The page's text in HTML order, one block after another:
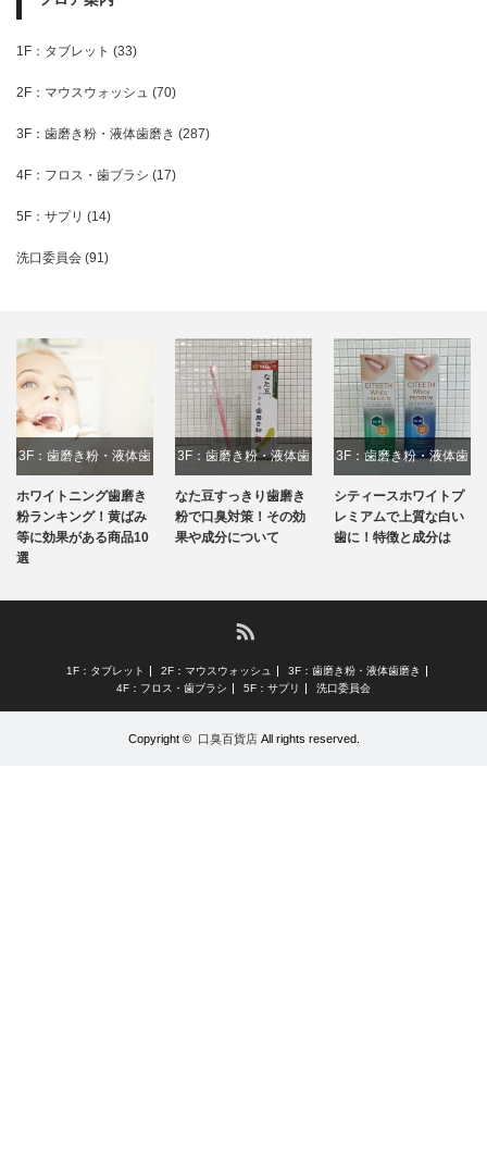
1F：タブレット (33)
2F：マウスウォッシュ (70)
3F：歯磨き粉・液体歯磨き (287)
4F：フロス・歯ブラシ (17)
5F：サプリ (14)
洗口委員会 (91)
3F：歯磨き粉・液体歯
磨き
ホワイトニング歯磨き
粉ランキング！黄ばみ
等に効果がある商品10
選
3F：歯磨き粉・液体歯
磨き
なた豆すっきり歯磨き
粉で口臭対策！その効
果や成分について
3F：歯磨き粉・液体歯
磨き
シティースホワイトプ
レミアムで上質な白い
歯に！特徴と成分は
1F：タブレット 2F：マウスウォッシュ
3F：歯磨き粉・液体歯磨き
4F：フロス・歯ブラシ
5F：サプリ 洗口委員会
Copyright © 口臭百貨店All rights reserved.